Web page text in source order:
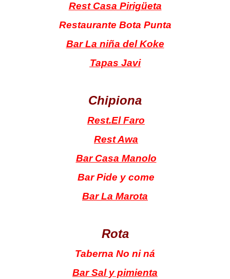
Rest Casa Pirigüeta
Restaurante Bota Punta
Bar La niña del Koke
Tapas Javi
Chipiona
Rest.El Faro
Rest Awa
Bar Casa Manolo
Bar Pide y come
Bar La Marota
Rota
Taberna No ni ná
Bar Sal y pimienta